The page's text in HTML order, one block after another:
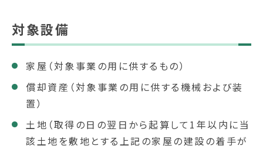
対象設備
家屋（対象事業の用に供するもの）
償却資産（対象事業の用に供する機械および装
置）
土地（取得の日の翌日から起算して1年以内に当
該土地を敷地とする上記の家屋の建設の着手が